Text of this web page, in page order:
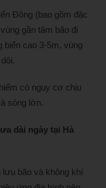
Đông (bao gồm đặc
gần tâm bão đi
biển cao 3-5m, vùng
có nguy cơ chịu
sóng lớn.
dài ngày tại Hà
lưu bão và không khí